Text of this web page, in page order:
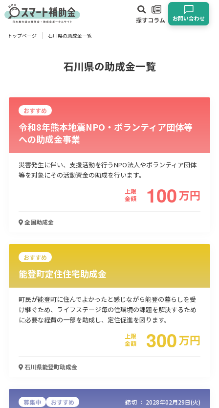
探すコラム お問い合わせ
対象
物流・運輸業 製造業 情報通信業 卸売･小売業
医療･福祉 農業･林業
漁業
経営改善・経営強化
人材採用・雇用
起業・創業
事業承継 災害・被災者支援
受付中のみ
トップページ 石川県の助成金一覧
石川県の助成金一覧
おすすめ
令和8年熊本地震NPO・ボランティア団体等
への助成金事業
災害発生に伴い、支援活動を行うNPO法人やボランティア団体
等を対象にその活動資金の助成を行います。
上限
金額
100万円
全国助成金
おすすめ
能登町定住住宅助成金
町民が能登町に住んでよかったと感じながら能登の暮らしを受
け継ぐため、ライフステージ毎の住環境の課題を解決するため
に必要な経費の一部を助成し、定住促進を図ります。
上限
金額
300万円
石川県能登町助成金
募集中 おすすめ 締切 ： 2028年02月29日(火)